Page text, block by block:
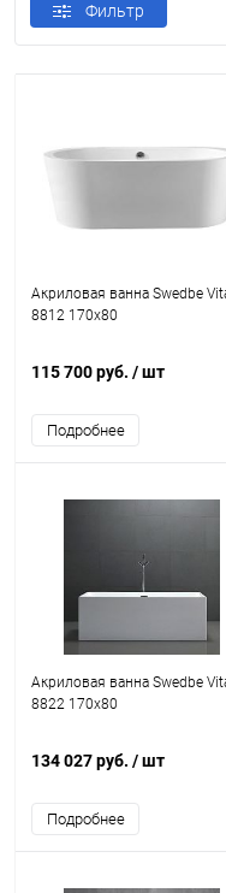
Фильтр
Акриловая ванна Swedbe
8812 170x80
115 700 руб. / шт
Подробнее
Акриловая ванна Swedbe
8822 170x80
134 027 руб. / шт
Подробнее